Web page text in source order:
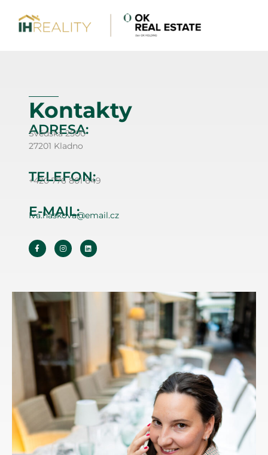
Kontakty
ADRESA:
Švédská 2500
27201 Kladno
TELEFON:
+420 776 801 649
E-MAIL:
Iva.haskova@email.cz